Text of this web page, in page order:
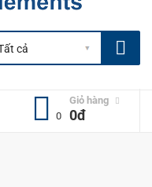
Giỏ hàng
0
0đ